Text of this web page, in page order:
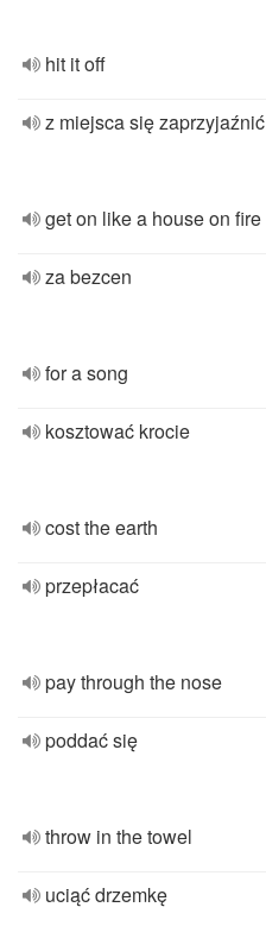
hit it off
z miejsca się zaprzyjaźnić
get on like a house on fire
za bezcen
for a song
kosztować krocie
cost the earth
przepłacać
pay through the nose
poddać się
throw in the towel
uciąć drzemkę